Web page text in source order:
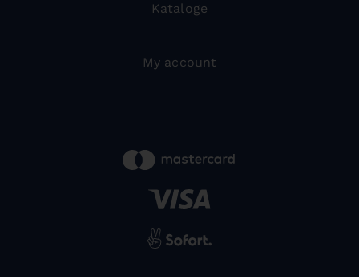
Kataloge
My account